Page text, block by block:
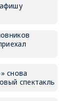
снова
спектакль